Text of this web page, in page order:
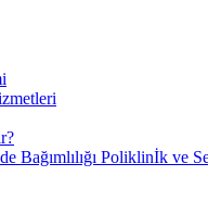
Bağımlılığı Poliklinİk ve